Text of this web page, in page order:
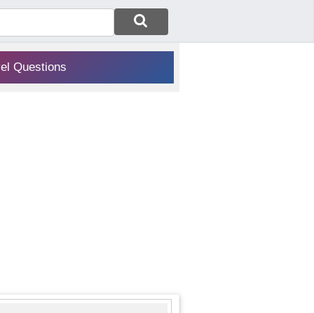
Questions